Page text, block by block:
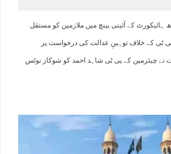
کے آئینی بینچ میں ملازمین کو مستقل
ٹی کے خلاف توہینِ عدالت کی درخواست پر
نے چیئرمین کے پی ٹی شاہد احمد کو شوکاز نوٹس